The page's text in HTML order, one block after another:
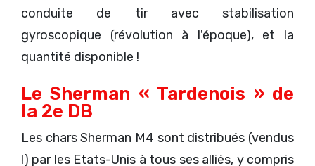
conduite de tir avec stabilisation
gyroscopique (révolution à l'époque), et la
quantité disponible !
Le Sherman « Tardenois » de
la 2e DB
Les chars Sherman M4 sont distribués (vendus
!) par les Etats-Unis à tous ses alliés, y compris